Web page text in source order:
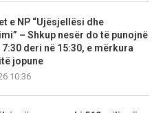
e NP “Ujësjellësi dhe
– Shkup nesër do të punojnë
deri në 15:30, e mërkura
jopune
10:36